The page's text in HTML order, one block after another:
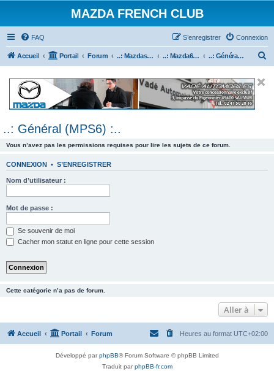
MAZDA FRENCH CLUB
FAQ Connexion
S’enregistrer
Accueil Portail Forum ..: Mazdaspeed & MPS :.. ..: Mazda6 MPS & Mazdaspeed 6 :.. ..: Général (MPS6) :..
e
..: Général (MPS6) :..
Vous n’avez pas les permissions requises pour lire les sujets de ce forum.
CONNEXION • S’ENREGISTRER
Nom d’utilisateur :
Mot de passe :
Se souvenir de moi
Cacher mon statut en ligne pour cette session
Cette catégorie n’a pas de forum.
Aller à
Accueil Portail Forum Heures au format UTC+02:00
Développé parphpBB® Forum Software © phpBB Limited
Traduit parphpBB-fr.com